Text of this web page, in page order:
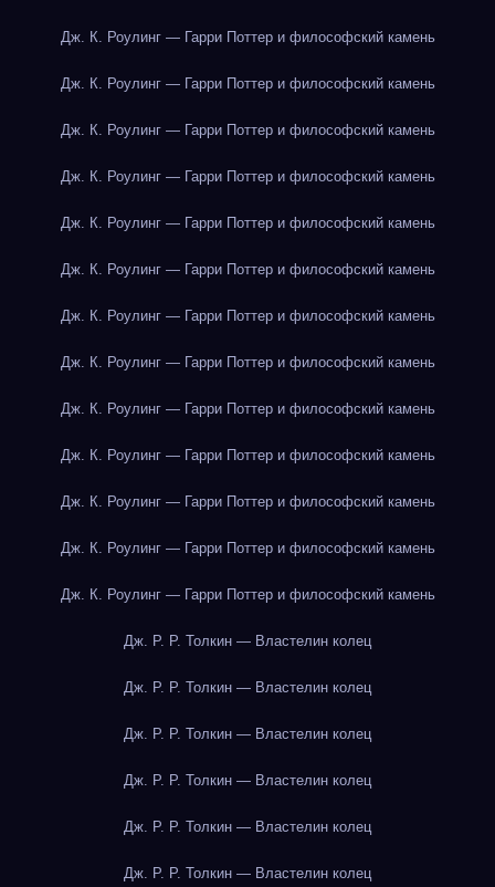
Дж. К. Роулинг — Гарри Поттер и философский камень
Дж. К. Роулинг — Гарри Поттер и философский камень
Дж. К. Роулинг — Гарри Поттер и философский камень
Дж. К. Роулинг — Гарри Поттер и философский камень
Дж. К. Роулинг — Гарри Поттер и философский камень
Дж. К. Роулинг — Гарри Поттер и философский камень
Дж. К. Роулинг — Гарри Поттер и философский камень
Дж. К. Роулинг — Гарри Поттер и философский камень
Дж. К. Роулинг — Гарри Поттер и философский камень
Дж. К. Роулинг — Гарри Поттер и философский камень
Дж. К. Роулинг — Гарри Поттер и философский камень
Дж. К. Роулинг — Гарри Поттер и философский камень
Дж. К. Роулинг — Гарри Поттер и философский камень
Дж. Р. Р. Толкин — Властелин колец
Дж. Р. Р. Толкин — Властелин колец
Дж. Р. Р. Толкин — Властелин колец
Дж. Р. Р. Толкин — Властелин колец
Дж. Р. Р. Толкин — Властелин колец
Дж. Р. Р. Толкин — Властелин колец